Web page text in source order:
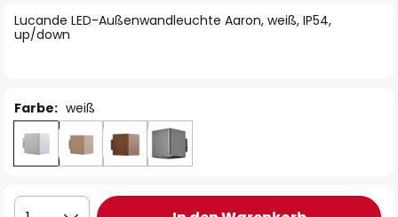
Lucande LED-Außenwandleuchte Aaron, weiß, IP54,
up/down
Farbe: weiß